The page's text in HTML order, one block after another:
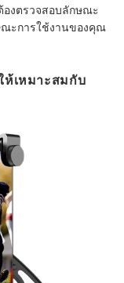
องตรวจสอบลักษณะ
ณะการใช้งานของคุณ
ห้เหมาะสมกับ